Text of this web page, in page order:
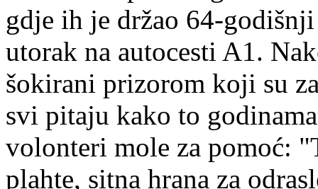
gdje ih je držao 64-
utorak na autocesti A1.
šokirani prizorom koji su
svi pitaju kako to
volonteri mole za pomoć:
plahte, sitna hrana za